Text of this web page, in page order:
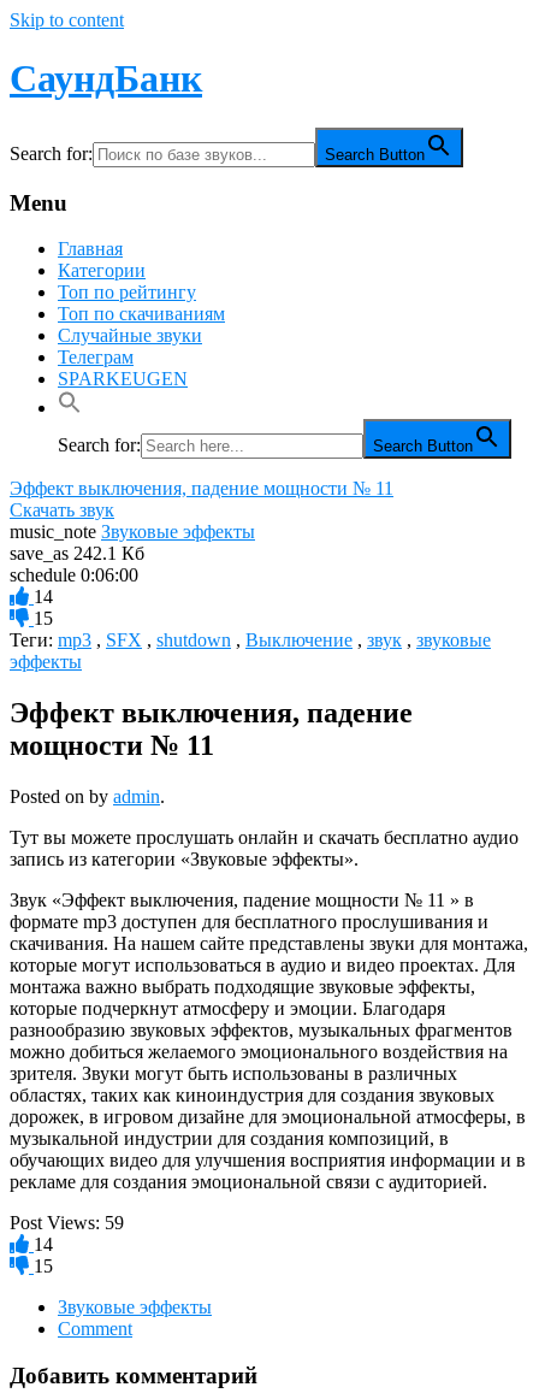
Skip to content
СаундБанк
Search for: Search Button
Menu
Главная
Категории
Топ по рейтингу
Топ по скачиваниям
Случайные звуки
Телеграм
SPARKEUGEN
Search for: Search Button
Эффект выключения, падение мощности № 11
Скачать звук
music_note Звуковые эффекты
save_as 242.1 Кб
schedule 0:06:00
14
15
Теги: mp3 , SFX , shutdown , Выключение , звук , звуковые
эффекты
Эффект выключения, падение
мощности № 11
Posted on by admin.
Тут вы можете прослушать онлайн и скачать бесплатно аудио
запись из категории «Звуковые эффекты».
Звук «Эффект выключения, падение мощности № 11 » в
формате mp3 доступен для бесплатного прослушивания и
скачивания. На нашем сайте представлены звуки для монтажа,
которые могут использоваться в аудио и видео проектах. Для
монтажа важно выбрать подходящие звуковые эффекты,
которые подчеркнут атмосферу и эмоции. Благодаря
разнообразию звуковых эффектов, музыкальных фрагментов
можно добиться желаемого эмоционального воздействия на
зрителя. Звуки могут быть использованы в различных
областях, таких как киноиндустрия для создания звуковых
дорожек, в игровом дизайне для эмоциональной атмосферы, в
музыкальной индустрии для создания композиций, в
обучающих видео для улучшения восприятия информации и в
рекламе для создания эмоциональной связи с аудиторией.
Post Views: 59
14
15
Звуковые эффекты
Comment
Добавить комментарий